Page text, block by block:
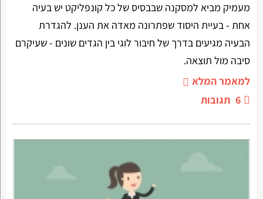
מעמיק מביא למסקנה שבבסיס של כל קונפליקט יש בעיה
אחת - בעיית היסוד שפתרונה מאדה את הענן. להגדרת
הבעיה מגיעים בדרך של חיבור לוגי בין הגדים שונים - שעיקרם
סיבה מול תוצאה.
למאמר המלא
6 תגובות